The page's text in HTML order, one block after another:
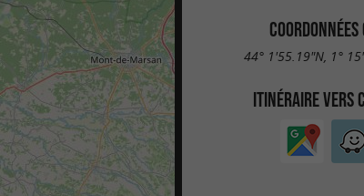
COORDONNÉES
44° 1'55.19"N, 1°
ITINÉRAIRE VERS